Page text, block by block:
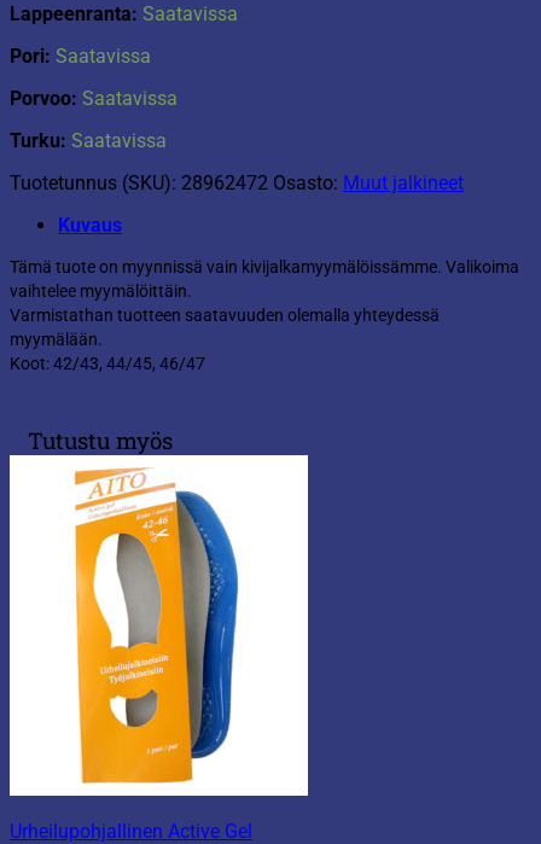
Lappeenranta: Saatavissa
Pori: Saatavissa
Porvoo: Saatavissa
Turku: Saatavissa
Tuotetunnus (SKU): 28962472 Osasto: Muut jalkineet
Kuvaus
Tämä tuote on myynnissä vain kivijalkamyymälöissämme. Valikoima
vaihtelee myymälöittäin.
Varmistathan tuotteen saatavuuden olemalla yhteydessä
myymälään.
Koot: 42/43, 44/45, 46/47
Tutustu myös
Urheilupohjallinen Active Gel